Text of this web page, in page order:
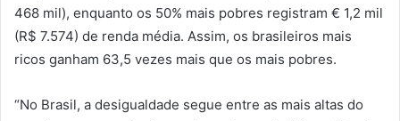
468 mil), enquanto os 50% mais pobres registram € 1,2 mil
(R$ 7.574) de renda média. Assim, os brasileiros mais
ricos ganham 63,5 vezes mais que os mais pobres.
“No Brasil, a desigualdade segue entre as mais altas do